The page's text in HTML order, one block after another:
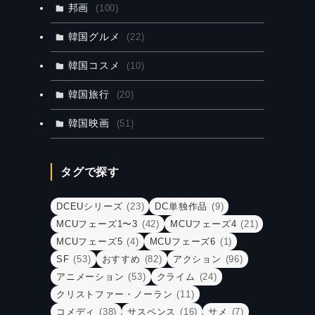
邦画 (100)
韓国グルメ (22)
韓国コスメ (10)
韓国旅行 (20)
韓国映画 (51)
タグで探す
DCEUシリーズ (23) DC単独作品 (9)
MCUフェーズ1〜3 (42) MCUフェーズ4 (21)
MCUフェーズ5 (4) MCUフェーズ6 (1)
SF (53) おすすめ (82) アクション (96)
アニメーション (53) クライム (24)
クリストファー・ノーラン (11)
コメディ (38) サスペンス (16) サメ (7)